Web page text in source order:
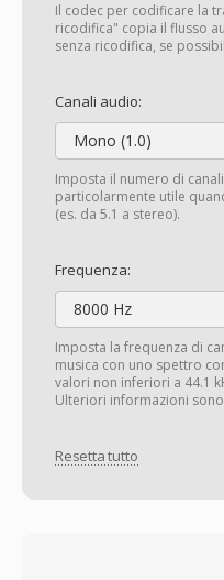
Il codec per codificare la
ricodifica" copia il flusso
senza ricodifica, se
Canali audio:
Mono (1.0)
Imposta il numero di
particolarmente utile
(es. da 5.1 a stereo).
Frequenza:
8000 Hz
Imposta la frequenza di
musica con uno spettro
valori non inferiori a 44.1
Ulteriori informazioni
Resetta tutto